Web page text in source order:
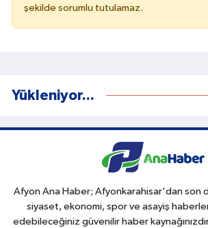
şekilde sorumlu tutulamaz.
Yükleniyor...
Afyon Ana Haber; Afyonkarahisar'dan son
siyaset, ekonomi, spor ve asayiş
edebileceğiniz güvenilir haber